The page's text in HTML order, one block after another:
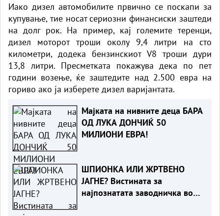
Иако дизел автомобилите првично се поскапи за
купување, тие носат сериозни финансиски заштеди
на долг рок. На пример, кај големите теренци,
дизел моторот троши околу 9,4 литри на сто
километри, додека бензинскиот V8 троши дури
13,8 литри. Пресметката покажува дека по пет
години возење, ќе заштедите над 2.500 евра на
гориво ако ја изберете дизел варијантата.
Мајката на нивните деца БАРА
ОД ЛУКА ДОНЧИЌ 50
МИЛИОНИ ЕВРА!
ШПИОНКА ИЛИ ЖРТВЕНО
ЈАГНЕ? Вистината за
најпознатата заводничка во